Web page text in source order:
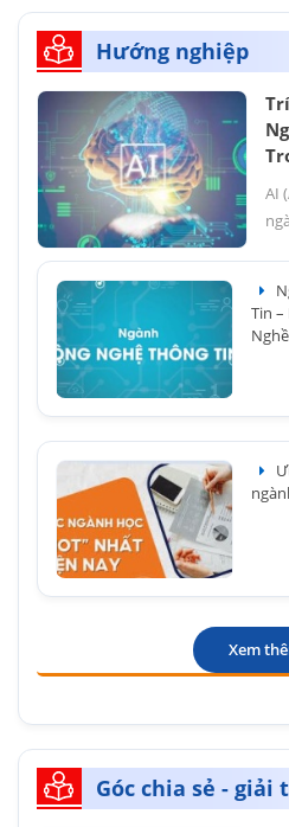
Hướng nghiệp
AI
Tin –
Xem
Góc chia sẻ - giải